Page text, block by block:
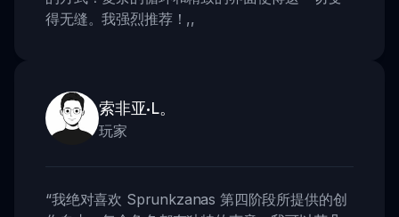
得无缝。我强烈推荐！ ,,
索非亚·L。
玩家
“我绝对喜欢 Sprunkzanas 第四阶段所提供的创